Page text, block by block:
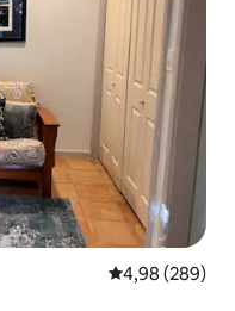
4,98 av 5 i
4,98 (289)